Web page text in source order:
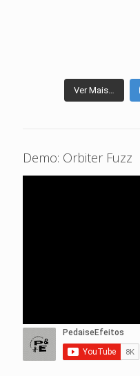
Ver Mais…
Demo: Orbiter Fuzz